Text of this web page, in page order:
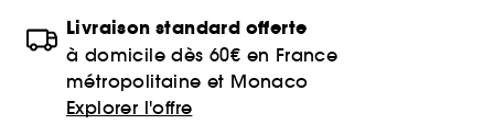
Livraison standard offerte
à domicile dès 60€ en France
métropolitaine et Monaco
Explorer l'offre